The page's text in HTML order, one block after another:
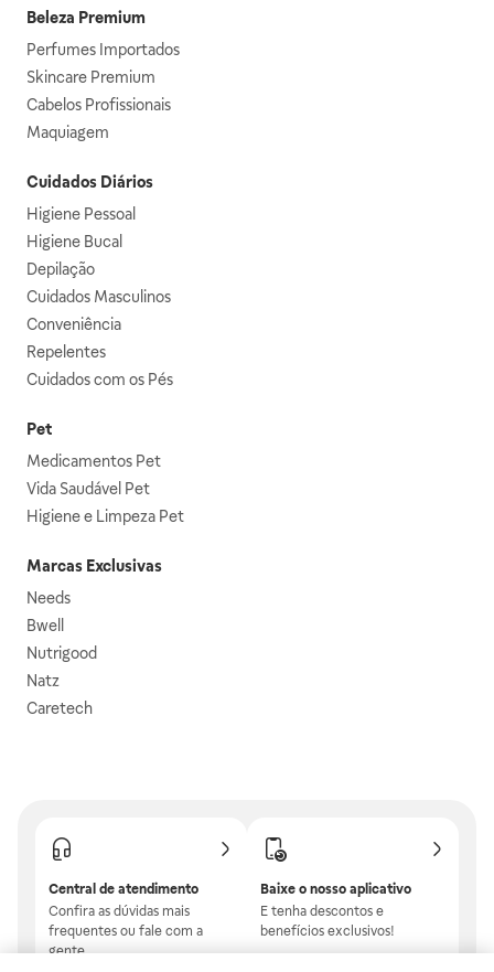
Beleza Premium
Perfumes Importados
Skincare Premium
Cabelos Profissionais
Maquiagem
Cuidados Diários
Higiene Pessoal
Higiene Bucal
Depilação
Cuidados Masculinos
Conveniência
Repelentes
Cuidados com os Pés
Pet
Medicamentos Pet
Vida Saudável Pet
Higiene e Limpeza Pet
Marcas Exclusivas
Needs
Bwell
Nutrigood
Natz
Caretech
Central de atendimento
Confira as dúvidas mais
frequentes ou fale com a
gente.
Baixe o nosso aplicativo
E tenha descontos e
benefícios exclusivos!